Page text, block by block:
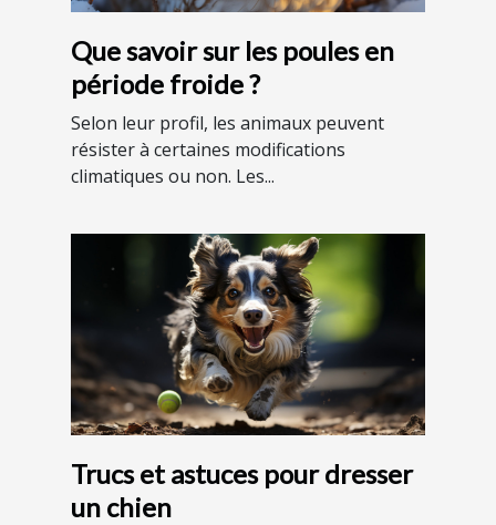
Que savoir sur les poules en
période froide ?
Selon leur profil, les animaux peuvent
résister à certaines modifications
climatiques ou non. Les...
Trucs et astuces pour dresser
un chien